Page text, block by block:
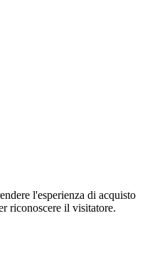
l'esperienza di acquisto
riconoscere il visitatore.